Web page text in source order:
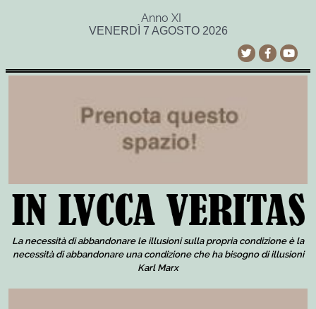
Anno XI
VENERDÌ 7 AGOSTO 2026
La necessità di abbandonare le illusioni sulla propria condizione è la
necessità di abbandonare una condizione che ha bisogno di illusioni
Karl Marx